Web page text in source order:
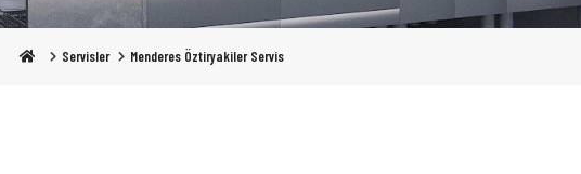
Servisler Menderes Öztiryakiler Servis